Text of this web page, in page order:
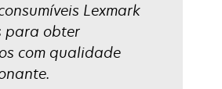
Lexmark
para obter
com qualidade